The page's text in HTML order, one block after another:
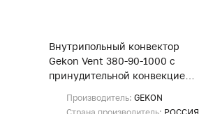
Внутрипольный конвектор
Gekon Vent 380-90-1000 с
принудительной конвекцией,
Производитель: GEKON